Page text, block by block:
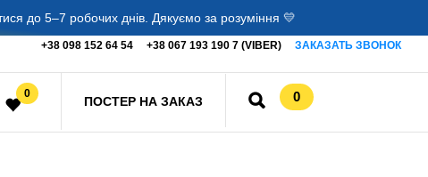
до 5–7 робочих днів. Дякуємо за розуміння 💛
+38 098 152 64 54 +38 067 193 190 7 (VIBER) ЗАКАЗАТЬ ЗВОНОК
0
ПОСТЕР НА ЗАКАЗ 0